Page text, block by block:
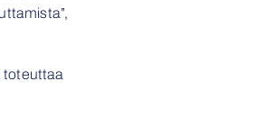
toteuttaa